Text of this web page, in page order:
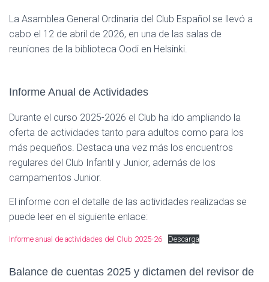
La Asamblea General Ordinaria del Club Español se llevó a
cabo el 12 de abril de 2026, en una de las salas de
reuniones de la biblioteca Oodi en Helsinki.
Informe Anual de Actividades
Durante el curso 2025-2026 el Club ha ido ampliando la
oferta de actividades tanto para adultos como para los
más pequeños. Destaca una vez más los encuentros
regulares del Club Infantil y Junior, además de los
campamentos Junior.
El informe con el detalle de las actividades realizadas se
puede leer en el siguiente enlace:
Informe anual de actividades del Club 2025-26 Descarga
Balance de cuentas 2025 y dictamen del revisor de